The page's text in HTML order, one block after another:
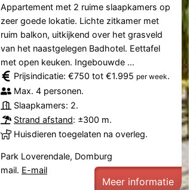
Appartement met 2 ruime slaapkamers op
zeer goede lokatie. Lichte zitkamer met
ruim balkon, uitkijkend over het grasveld
van het naastgelegen Badhotel. Eettafel
met open keuken. Ingebouwde ...
Prijsindicatie: €750 tot €1.995 per week.
Max. 4 personen.
Slaapkamers: 2.
Strand afstand: ±300 m.
Huisdieren toegelaten na overleg.
Park Loverendale, Domburg
mail. E-mail
Meer informatie